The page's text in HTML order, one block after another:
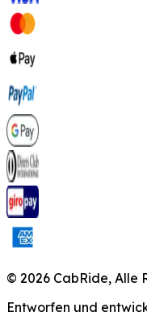
© 2026 CabRide, Alle
Entworfen und